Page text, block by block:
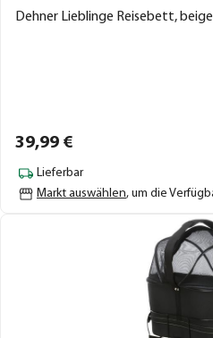
Dehner Lieblinge Reisebett,
39,99 €
Lieferbar
Markt auswählen, um die